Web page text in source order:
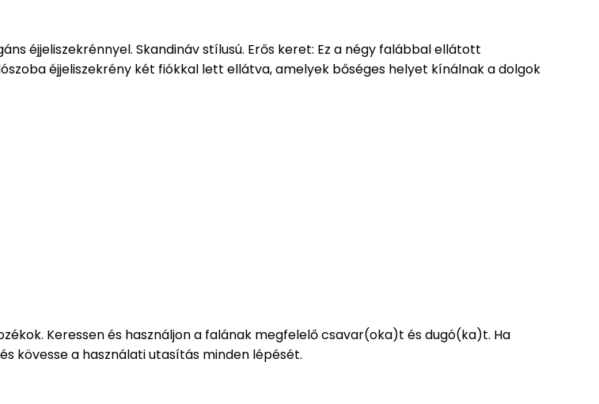
éjjeliszekrénnyel. Skandináv stílusú. Erős keret: Ez a négy falábbal ellátott
éjjeliszekrény két fiókkal lett ellátva, amelyek bőséges helyet kínálnak a dolgok
Keressen és használjon a falának megfelelő csavar(oka)t és dugó(ka)t. Ha
kövesse a használati utasítás minden lépését.